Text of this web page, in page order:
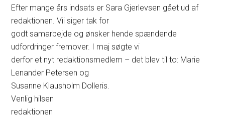
Efter mange års indsats er Sara Gjerlevsen gået ud af
redaktionen. Vii siger tak for
godt samarbejde og ønsker hende spændende
udfordringer fremover. I maj søgte vi
derfor et nyt redaktionsmedlem – det blev til to: Marie
Lenander Petersen og
Susanne Klausholm Dolleris.
Venlig hilsen
redaktionen